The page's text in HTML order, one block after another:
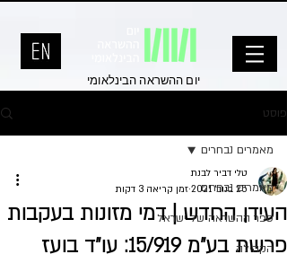
יום ההשראה הבינלאומי
פוסט
מאמרים נבחרים
ספר ההשראה של ישראל
הקהילה
מאמרים נבחרים
העידן החדש | דמי מזונות בעקבות
פרשת בע"מ 15/919: עו"ד בועז
טלי דביר לבנת
25 בנוב׳ 2021
זמן קריאה 3 דקות